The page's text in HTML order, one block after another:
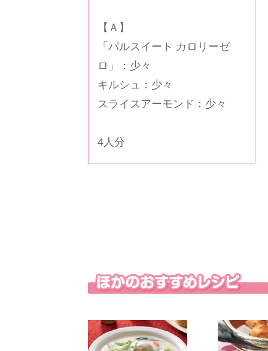
【Ａ】
「パルスイート カロリーゼ
ロ 」：少々
キルシュ：少々
スライスアーモンド：少々
4人分